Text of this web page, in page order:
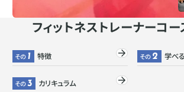
フィットネストレーナーコー
その 1 特徴 その 2 学べ
その3 カリキュラム